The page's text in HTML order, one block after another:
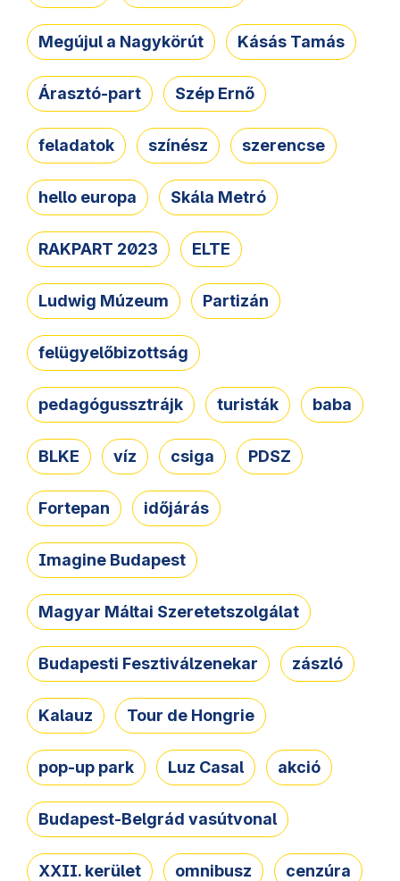
Megújul a Nagykörút Kásás Tamás
Árasztó-part Szép Ernő
feladatok színész szerencse
hello europa Skála Metró
RAKPART 2023 ELTE
Ludwig Múzeum Partizán
felügyelőbizottság
pedagógussztrájk turisták baba
BLKE víz csiga PDSZ
Fortepan időjárás
Imagine Budapest
Magyar Máltai Szeretetszolgálat
Budapesti Fesztiválzenekar zászló
Kalauz Tour de Hongrie
pop-up park Luz Casal akció
Budapest-Belgrád vasútvonal
XXII. kerület omnibusz cenzúra